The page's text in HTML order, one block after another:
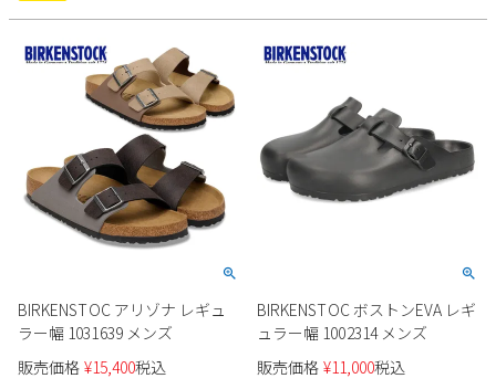
1
2
4 6
10 11
17 18 21
24 27 28
29
30
2026 年9月
月
6
7 8 10 11
12
13
14 17 18
19
20
21 24 25
BIRKENSTOC アリゾナ レギュ
ラー幅 1031639 メンズ
販売価格 ¥15,400税込
BIRKENSTOC ボストンEVA レギ
ュラー幅 1002314 メンズ
販売価格 ¥11,000税込